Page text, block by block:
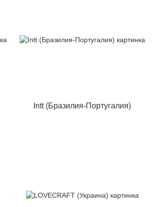
Intt (Бразилия-Португалия)